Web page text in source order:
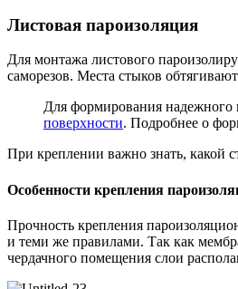
Листовая пароизоляция
Для монтажа листового
саморезов. Места стыков
Для формирования надежного
поверхности. Подробнее о
При креплении важно знать, какой
Особенности крепления
Прочность крепления
и теми же правилами. Так как
чердачного помещения слои